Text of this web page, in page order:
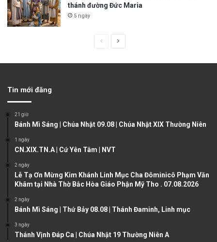
thánh đường Đức Maria
5 ngày
u
p
g
g
Tin mới đăng
21 giờ
Bánh Mì Sáng | Chúa Nhật 09.08 | Chúa Nhật XIX Thường Niên
1 ngày
CN.XIX.TN.A | Cứ Yên Tâm | NVT
2 ngày
Lễ Tạ Ơn Mừng Kim Khánh Linh Mục Cha Đôminicô Phạm Văn
Khâm tại Nhà Thờ Bắc Hòa Giáo Phận Mỹ Tho . 07.08.2026
2 ngày
Bánh Mì Sáng | Thứ Bảy 08.08 | Thánh Đaminh, Linh mục
3 ngày
Thánh Vịnh Đáp Ca | Chúa Nhật 19 Thường Niên A